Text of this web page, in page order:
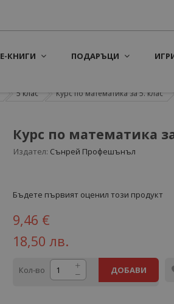
Е-КНИГИ ПОДАРЪЦИ
5 клас Курс по математика за 5. клас
Курс по математика
Издател: Сънрей Профешънъл
Бъдете първият оценил този продукт
9,46 €
18,50 лв.
Кол-во ДОБАВИ